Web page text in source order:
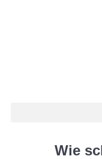
Wie